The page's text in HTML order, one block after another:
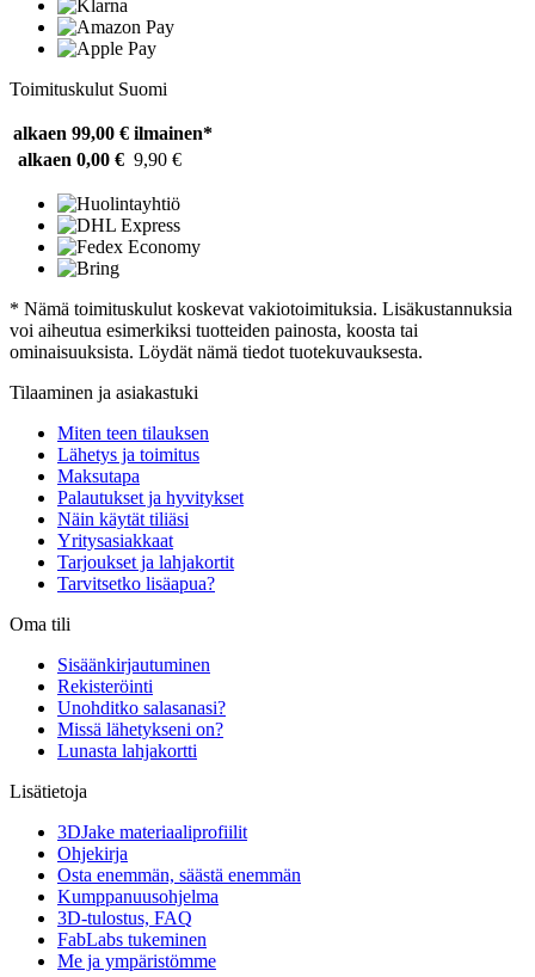
Toimituskulut Suomi
alkaen 99,00 € ilmainen*
alkaen 0,00 € 9,90 €
* Nämä toimituskulut koskevat vakiotoimituksia. Lisäkustannuksia
voi aiheutua esimerkiksi tuotteiden painosta, koosta tai
ominaisuuksista. Löydät nämä tiedot tuotekuvauksesta.
Tilaaminen ja asiakastuki
Miten teen tilauksen
Lähetys ja toimitus
Maksutapa
Palautukset ja hyvitykset
Näin käytät tiliäsi
Yritysasiakkaat
Tarjoukset ja lahjakortit
Tarvitsetko lisäapua?
Oma tili
Sisäänkirjautuminen
Rekisteröinti
Unohditko salasanasi?
Missä lähetykseni on?
Lunasta lahjakortti
Lisätietoja
3DJake materiaaliprofiilit
Ohjekirja
Osta enemmän, säästä enemmän
Kumppanuusohjelma
3D-tulostus, FAQ
FabLabs tukeminen
Me ja ympäristömme